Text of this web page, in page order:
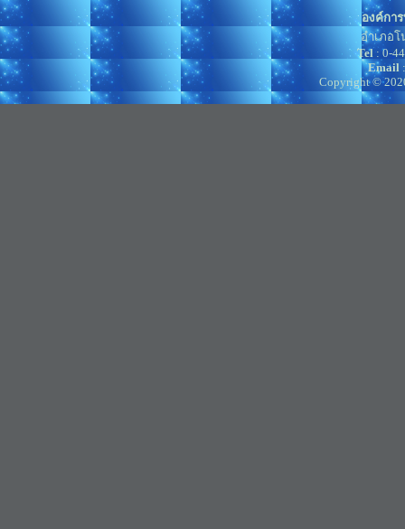
องค์กา
อำเภอ
Tel: 0-
Email
Copyright ©